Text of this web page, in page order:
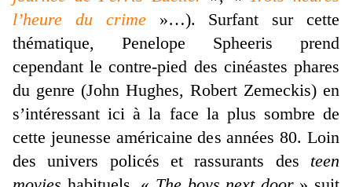
l’heure du crime»…). Surfant sur cette
thématique, Penelope Spheeris prend
cependant le contre-pied des cinéastes phares
du genre (John Hughes, Robert Zemeckis) en
s’intéressant ici à la face la plus sombre de
cette jeunesse américaine des années 80. Loin
des univers policés et rassurants des teen